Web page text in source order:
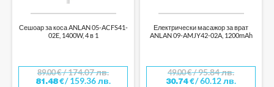
Сешоар за коса ANLAN 05-ACFS41-
02E, 1400W, 4 в 1
89.00€/ 174.07 лв.
81.48€/ 159.36 лв.
Електрически масажор за врат
ANLAN 09-AMJY42-02A, 1200mAh
49.00€/ 95.84 лв.
30.74€/ 60.12 лв.